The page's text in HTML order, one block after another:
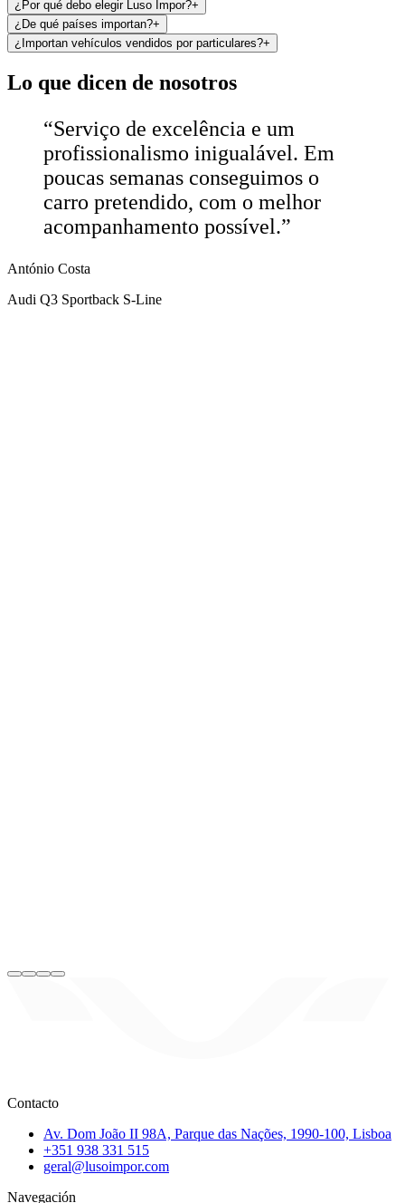
¿Por qué debo elegir Luso Impor?+
¿De qué países importan?+
¿Importan vehículos vendidos por particulares?+
Lo que dicen de nosotros
“Serviço de excelência e um
profissionalismo inigualável. Em
poucas semanas conseguimos o
carro pretendido, com o melhor
acompanhamento possível.”
António Costa
Audi Q3 Sportback S-Line
Contacto
Av. Dom João II 98A, Parque das Nações, 1990-100, Lisboa
+351 938 331 515
geral@lusoimpor.com
Navegación